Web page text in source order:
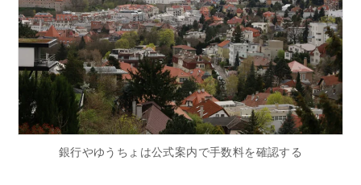
銀行やゆうちょは公式案内で手数料を確認する